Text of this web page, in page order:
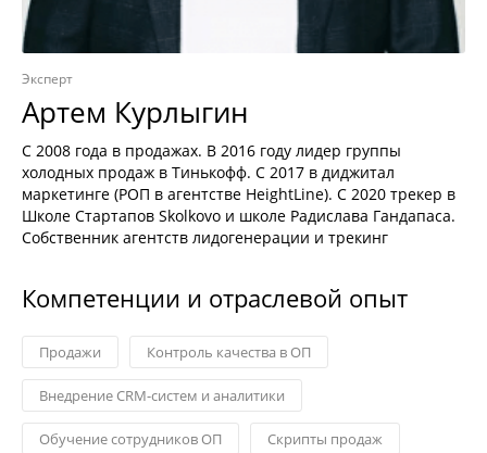
Эксперт
Артем Курлыгин
С 2008 года в продажах. В 2016 году лидер группы
холодных продаж в Тинькофф. С 2017 в диджитал
маркетинге (РОП в агентстве HeightLine). С 2020 трекер в
Школе Стартапов Skolkovo и школе Радислава Гандапаса.
Собственник агентств лидогенерации и трекинг
Компетенции и отраслевой опыт
Продажи Контроль качества в ОП
Внедрение CRM-систем и аналитики
Обучение сотрудников ОП Скрипты продаж